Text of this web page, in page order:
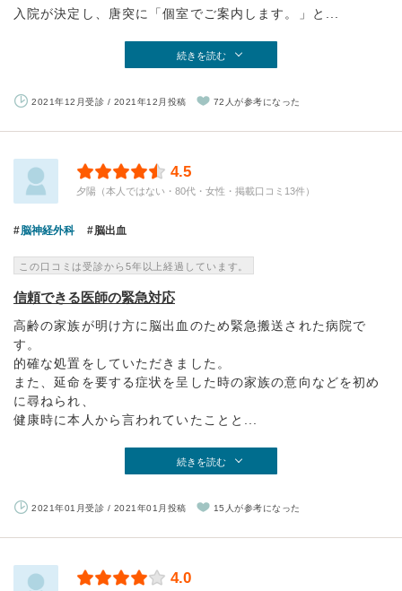
入院が決定し、唐突に「個室でご案内します。」と...
続きを読む
2021年12月受診 / 2021年12月投稿 72人が参考になった
4.5
夕陽（本人ではない・80代・女性・掲載口コミ13件）
脳神経外科 脳出血
この口コミは受診から5年以上経過しています。
信頼できる医師の緊急対応
高齢の家族が明け方に脳出血のため緊急搬送された病院で
す。
的確な処置をしていただきました。
また、延命を要する症状を呈した時の家族の意向などを初め
に尋ねられ、
健康時に本人から言われていたことと...
続きを読む
2021年01月受診 / 2021年01月投稿 15人が参考になった
4.0